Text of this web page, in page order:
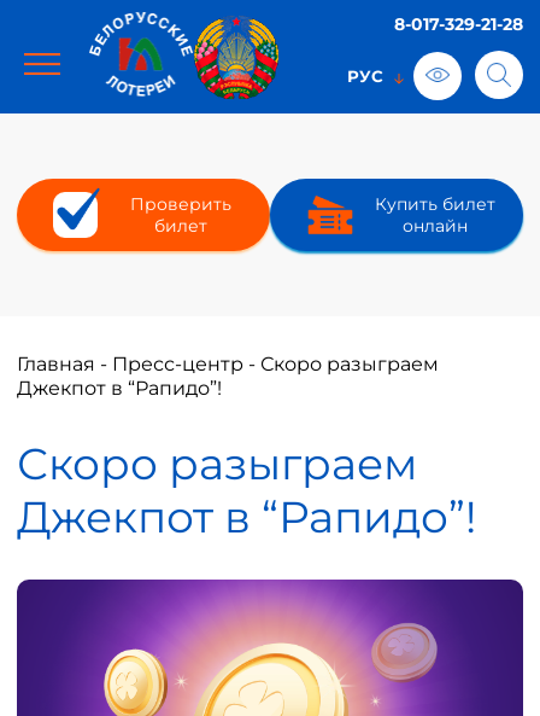
8-017-329-21-28
Проверить
билет
Купить билет
онлайн
Главная - Пресс-центр - Скоро разыграем
Джекпот в “Рапидо”!
Скоро разыграем
Джекпот в “Рапидо”!